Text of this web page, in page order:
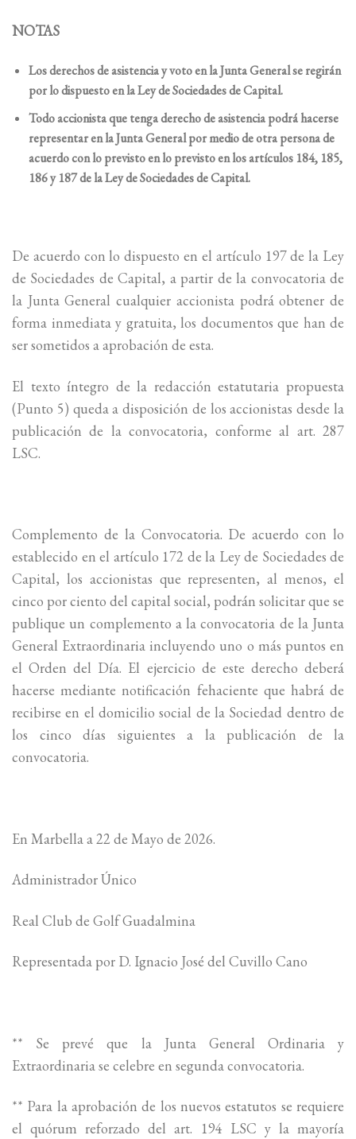
NOTAS
Los derechos de asistencia y voto en la Junta General se regirán
por lo dispuesto en la Ley de Sociedades de Capital.
Todo accionista que tenga derecho de asistencia podrá hacerse
representar en la Junta General por medio de otra persona de
acuerdo con lo previsto en lo previsto en los artículos 184, 185,
186 y 187 de la Ley de Sociedades de Capital.
De acuerdo con lo dispuesto en el artículo 197 de la Ley
de Sociedades de Capital, a partir de la convocatoria de
la Junta General cualquier accionista podrá obtener de
forma inmediata y gratuita, los documentos que han de
ser sometidos a aprobación de esta.
El texto íntegro de la redacción estatutaria propuesta
(Punto 5) queda a disposición de los accionistas desde la
publicación de la convocatoria, conforme al art. 287
LSC.
Complemento de la Convocatoria. De acuerdo con lo
establecido en el artículo 172 de la Ley de Sociedades de
Capital, los accionistas que representen, al menos, el
cinco por ciento del capital social, podrán solicitar que se
publique un complemento a la convocatoria de la Junta
General Extraordinaria incluyendo uno o más puntos en
el Orden del Día. El ejercicio de este derecho deberá
hacerse mediante notificación fehaciente que habrá de
recibirse en el domicilio social de la Sociedad dentro de
los cinco días siguientes a la publicación de la
convocatoria.
En Marbella a 22 de Mayo de 2026.
Administrador Único
Real Club de Golf Guadalmina
Representada por D. Ignacio José del Cuvillo Cano
** Se prevé que la Junta General Ordinaria y
Extraordinaria se celebre en segunda convocatoria.
** Para la aprobación de los nuevos estatutos se requiere
el quórum reforzado del art. 194 LSC y la mayoría